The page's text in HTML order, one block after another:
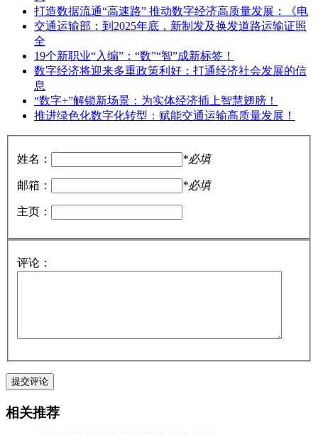
打造数据流通“高速路” 推动数字经济高质量发展：《电
交通运输部：到2025年底，新制发及换发道路运输证照
全
19个新职业“入编”：“数”“智”成新标签！
数字经济将迎来多重政策利好：打通经济社会发展的信
息
“数字+”解锁新场景：为实体经济插上智慧翅膀！
推进绿色化数字化转型：赋能交通运输高质量发展！
姓名： *必填
邮箱： *必填
主页：
评论：
相关推荐